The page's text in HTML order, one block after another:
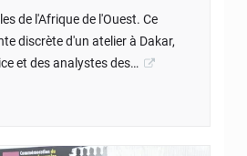
de l'Afrique de l'Ouest. Ce
discrète d'un atelier à Dakar,
et des analystes des…